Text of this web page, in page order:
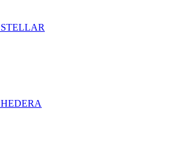
STELLAR
HEDERA